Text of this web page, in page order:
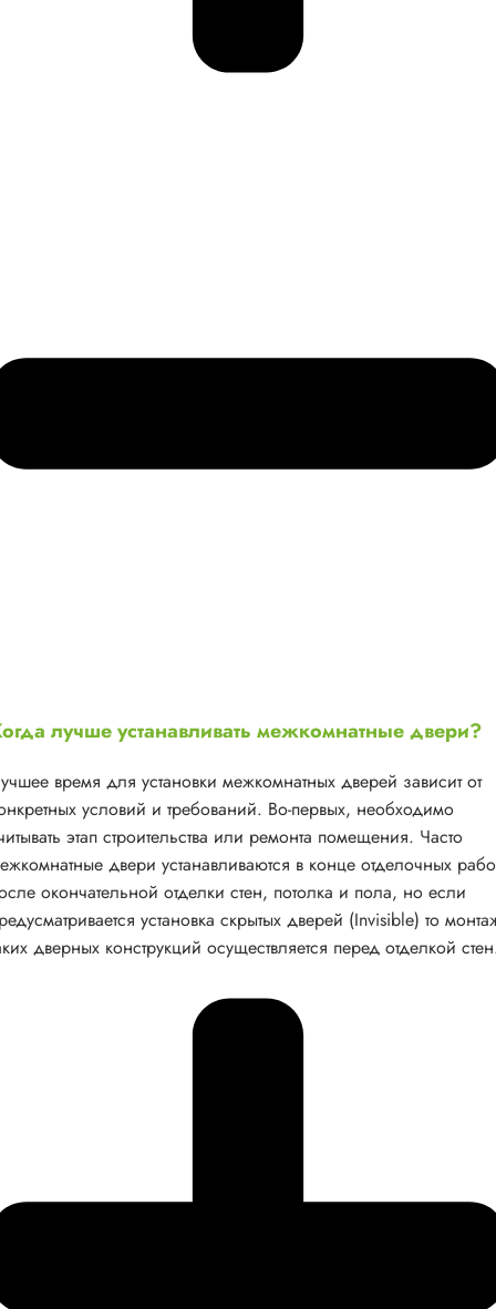
лучше устанавливать межкомнатные двери?
время для установки межкомнатных дверей зависит от
условий и требований. Во-первых, необходимо
этап строительства или ремонта помещения. Часто
двери устанавливаются в конце отделочных
окончательной отделки стен, потолка и пола, но если
установка скрытых дверей (Invisible) то
дверных конструкций осуществляется перед отделкой